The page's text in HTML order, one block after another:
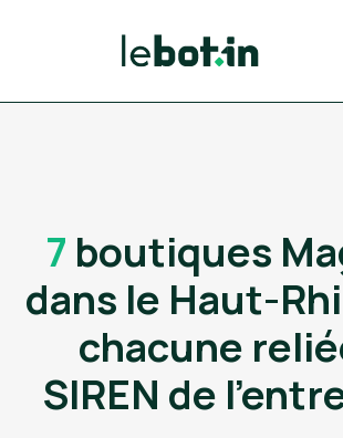
7 boutiques
dans le Haut-
chacune
SIREN de